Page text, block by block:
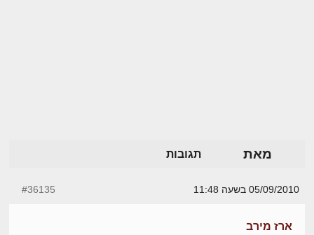
מאת תגובות
05/09/2010 בשעה 11:48 #36135
ארז מירב